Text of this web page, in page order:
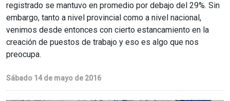
registrado se mantuvo en promedio por debajo del 29%. Sin
embargo, tanto a nivel provincial como a nivel nacional,
venimos desde entonces con cierto estancamiento en la
creación de puestos de trabajo y eso es algo que nos
preocupa.
Sábado 14 de mayo de 2016